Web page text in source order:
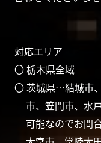
対応エリア
〇 栃木県全域
〇 茨城県…結城市
市、笠間市、水
可能なのでお問